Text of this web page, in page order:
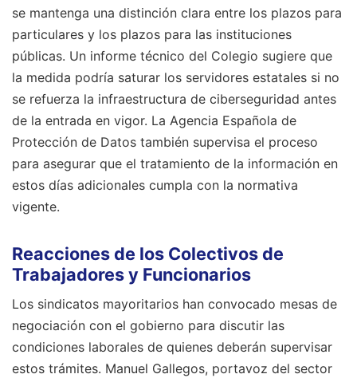
se mantenga una distinción clara entre los plazos para
particulares y los plazos para las instituciones
públicas. Un informe técnico del Colegio sugiere que
la medida podría saturar los servidores estatales si no
se refuerza la infraestructura de ciberseguridad antes
de la entrada en vigor. La Agencia Española de
Protección de Datos también supervisa el proceso
para asegurar que el tratamiento de la información en
estos días adicionales cumpla con la normativa
vigente.
Reacciones de los Colectivos de
Trabajadores y Funcionarios
Los sindicatos mayoritarios han convocado mesas de
negociación con el gobierno para discutir las
condiciones laborales de quienes deberán supervisar
estos trámites. Manuel Gallegos, portavoz del sector